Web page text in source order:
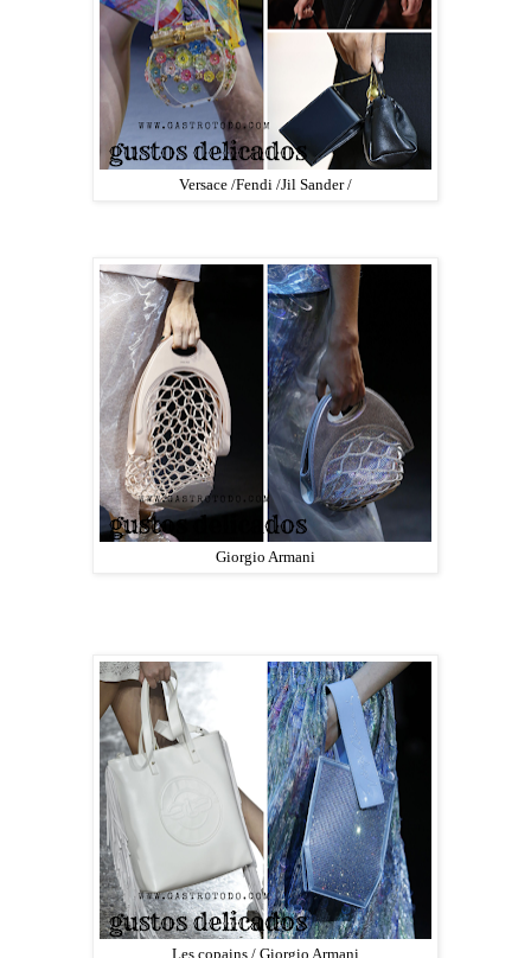
Versace /Fendi /Jil Sander /
Giorgio Armani